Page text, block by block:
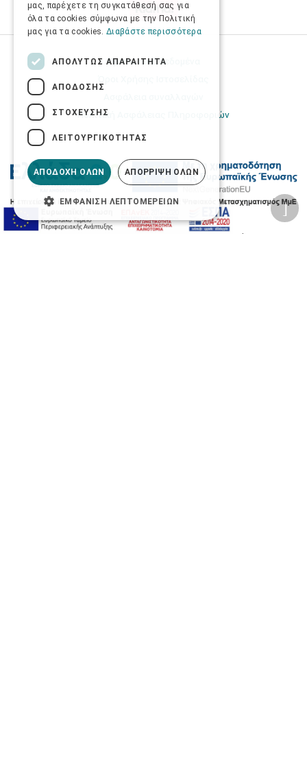
Προσωπικά δεδομένα
Πολιτική Ασφάλειας Πληροφοριών
2026 © Δίγκας Γ. Ιατρικά. All rights reserved.
μας, παρέχετε τη συγκατάθεσή σας για
όλα τα cookies σύμφωνα με την Πολιτική
μας για τα cookies. Διαβάστε περισσότερα
ΑΠΟΛΎΤΩΣ ΑΠΑΡΑΊΤΗΤΑ
ΑΠΌΔΟΣΗΣ
ΣΤΌΧΕΥΣΗΣ
ΛΕΙΤΟΥΡΓΙΚΌΤΗΤΑΣ
ΑΠΟΔΟΧΉ ΌΛΩΝ ΑΠΌΡΡΙΨΗ ΌΛΩΝ
ΕΜΦΆΝΙΣΗ ΛΕΠΤΟΜΕΡΕΙΏΝ